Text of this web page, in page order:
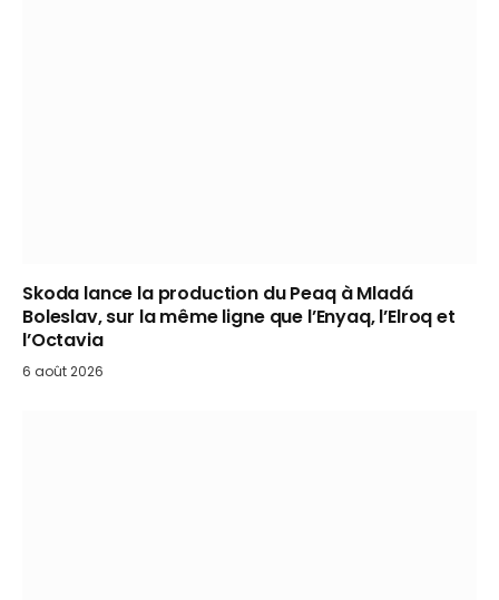
Skoda lance la production du Peaq à Mladá
Boleslav, sur la même ligne que l’Enyaq, l’Elroq et
l’Octavia
6 août 2026